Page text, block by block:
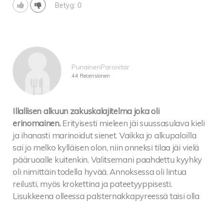
Betyg: 0
PunainenParonitar
44 Recensionen
Illallisen alkuun zakuskalajitelma joka oli
erinomainen. Erityisesti mieleen jäi suussasulava kieli
ja ihanasti marinoidut sienet. Vaikka jo alkupaloilla
sai jo melko kylläisen olon, niin onneksi tilaa jäi vielä
pääruoalle kuitenkin. Valitsemani paahdettu kyyhky
oli nimittäin todella hyvää. Annoksessa oli lintua
reilusti, myös krokettina ja pateetyyppisesti.
Lisukkeena olleessa palsternakkapyreessä taisi olla